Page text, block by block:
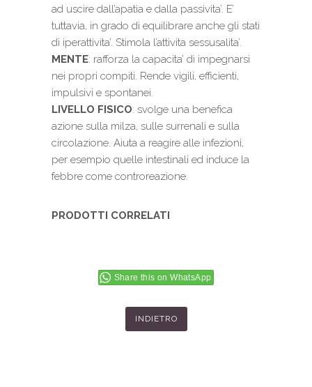
ad uscire dall’apatia e dalla passivita’. E’
tuttavia, in grado di equilibrare anche gli stati
di iperattivita’. Stimola l’attivita sessusalita’.
MENTE: rafforza la capacita’ di impegnarsi
nei propri compiti. Rende vigili, efficienti,
impulsivi e spontanei.
LIVELLO FISICO: svolge una benefica
azione sulla milza, sulle surrenali e sulla
circolazione. Aiuta a reagire alle infezioni,
per esempio quelle intestinali ed induce la
febbre come controreazione.
PRODOTTI CORRELATI
Share this on WhatsApp
INDIETRO